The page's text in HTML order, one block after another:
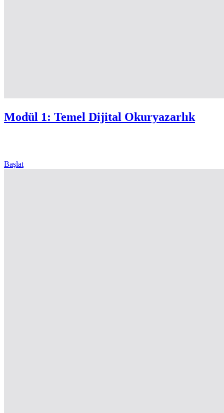
Modül 1: Temel Dijital Okuryazarlık
Başlat